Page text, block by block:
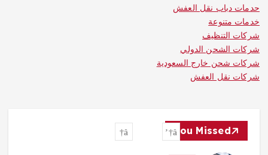
حدمات دباب نقل العفش
خدمات متنوعة
شركات التنظيف
شركات الشحن الدولي
شركات شحن خارج السعودية
شركات نقل العفش
You Missed